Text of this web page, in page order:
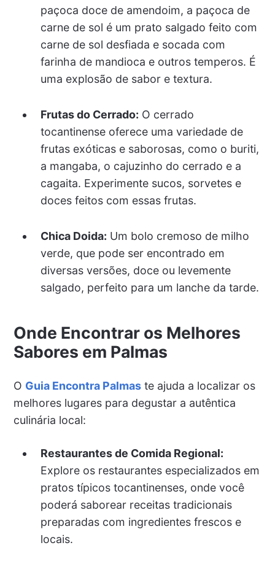
paçoca doce de amendoim, a paçoca de
carne de sol é um prato salgado feito com
carne de sol desfiada e socada com
farinha de mandioca e outros temperos. É
uma explosão de sabor e textura.
Frutas do Cerrado: O cerrado
tocantinense oferece uma variedade de
frutas exóticas e saborosas, como o buriti,
a mangaba, o cajuzinho do cerrado e a
cagaita. Experimente sucos, sorvetes e
doces feitos com essas frutas.
Chica Doida: Um bolo cremoso de milho
verde, que pode ser encontrado em
diversas versões, doce ou levemente
salgado, perfeito para um lanche da tarde.
Onde Encontrar os Melhores
Sabores em Palmas
O Guia Encontra Palmaste ajuda a localizar os
melhores lugares para degustar a autêntica
culinária local:
Restaurantes de Comida Regional:
Explore os restaurantes especializados em
pratos típicos tocantinenses, onde você
poderá saborear receitas tradicionais
preparadas com ingredientes frescos e
locais.